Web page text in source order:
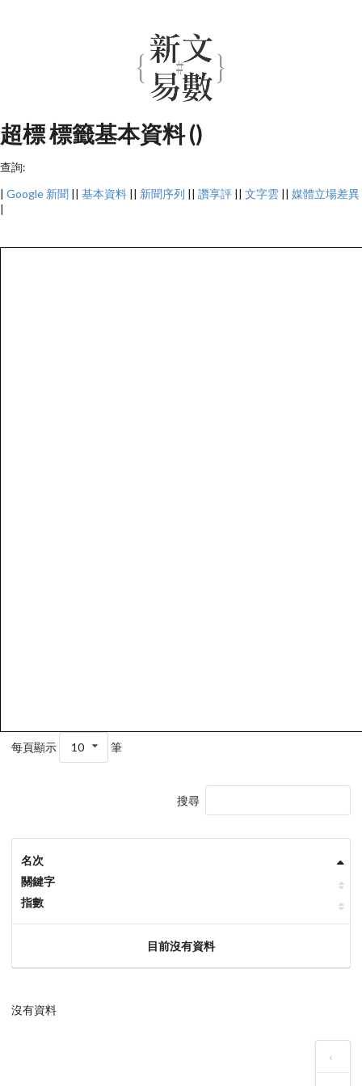
超標 標籤基本資料 ()
查詢:
| Google 新聞 || 基本資料 || 新聞序列 || 讚享評 || 文字雲 || 媒體立場差異
|
每頁顯示 10 筆
搜尋
名次
關鍵字
指數
目前沒有資料
沒有資料
‹